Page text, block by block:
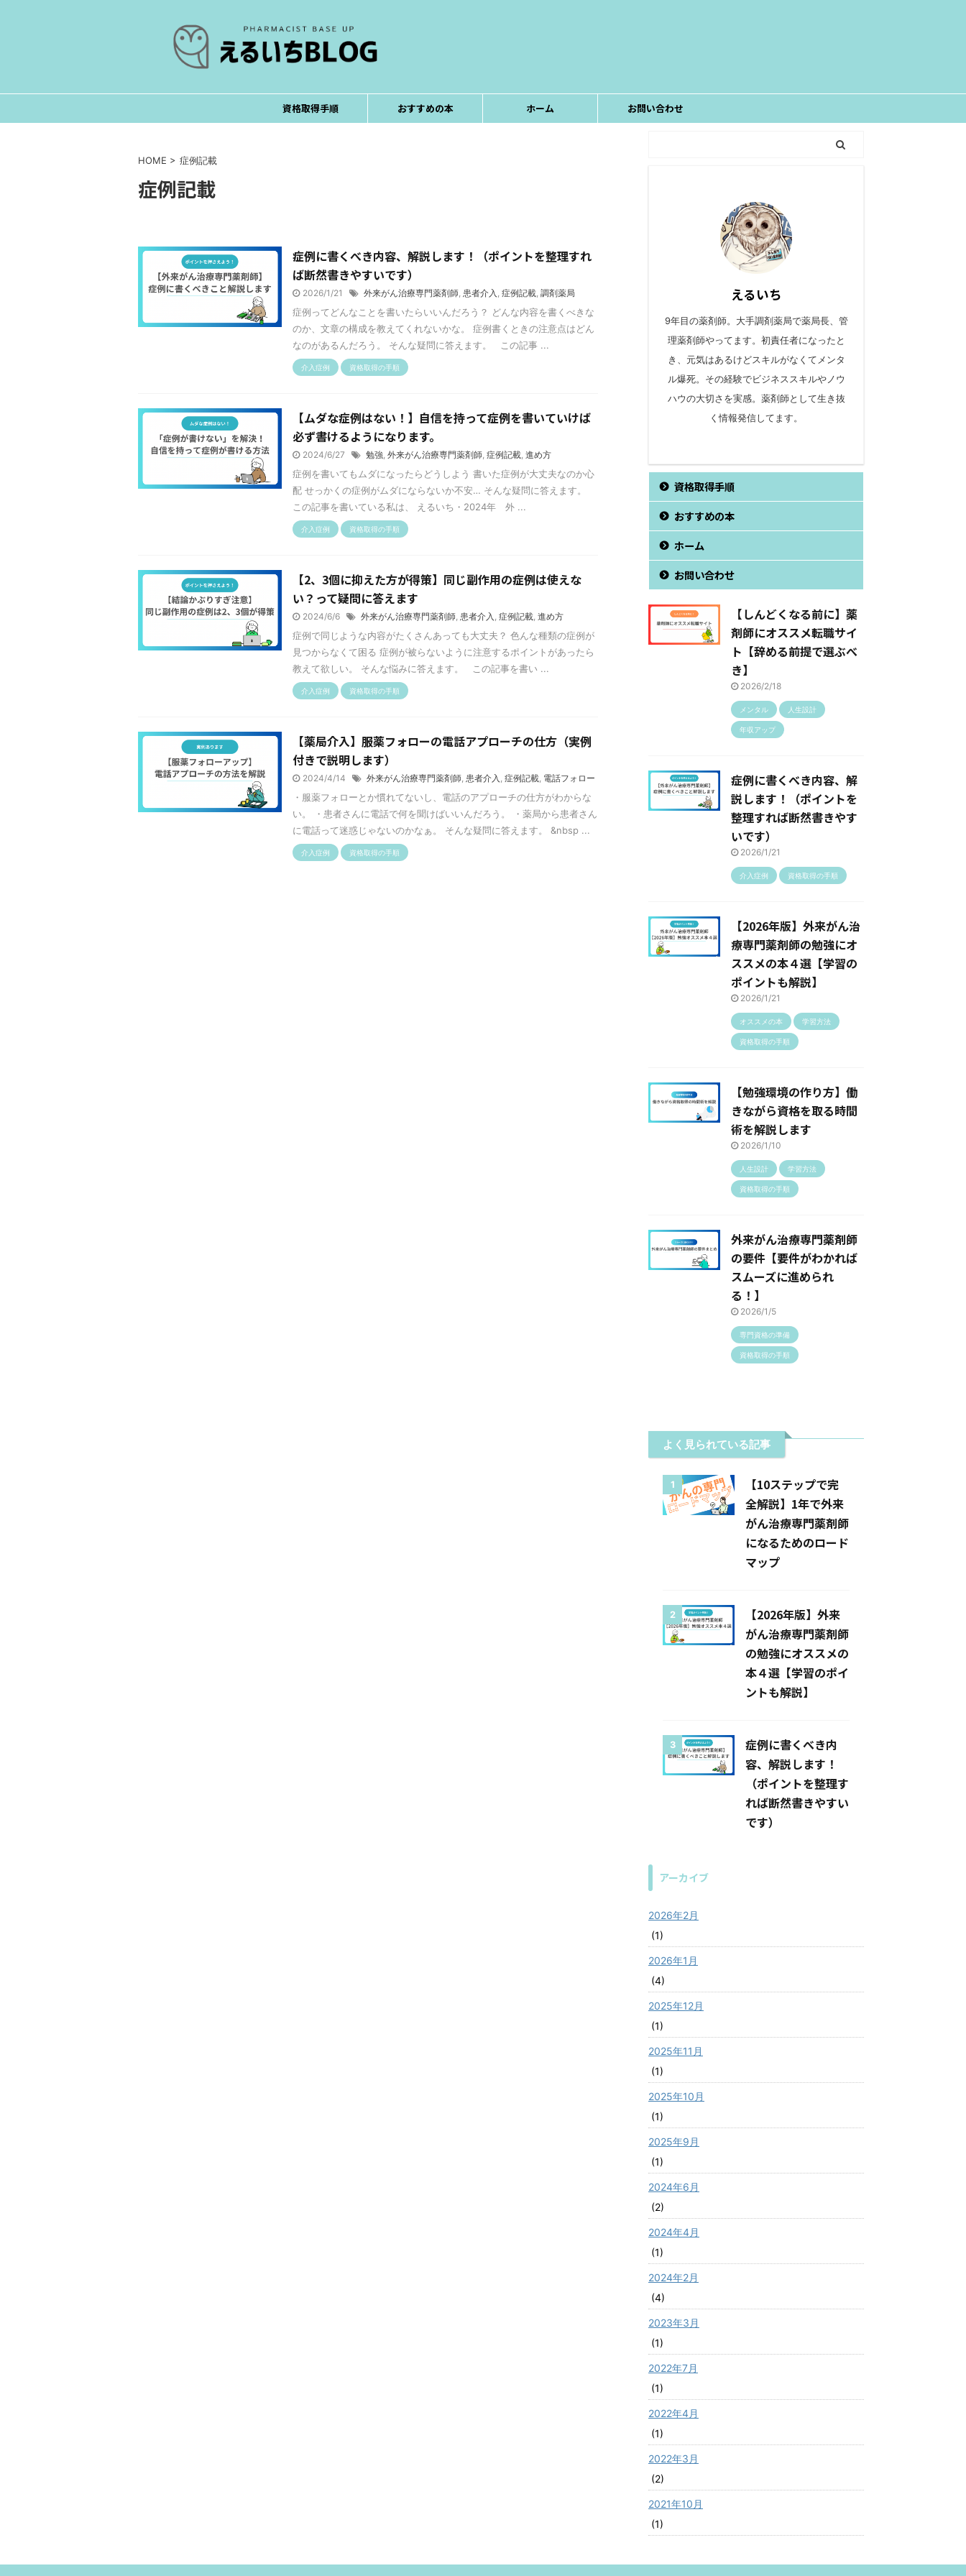
資格取得手順 おすすめの本 ホーム お問い合わせ
HOME > 症例記載
症例記載
症例に書くべき内容、解説します！（ポイントを整理すれ
ば断然書きやすいです）
2026/1/21 外来がん治療専門薬剤師 患者介入 症例記載 調剤薬局
症例ってどんなことを書いたらいいんだろう？ どんな内容を書くべきな
のか、文章の構成を教えてくれないかな。 症例書くときの注意点はどん
なのがあるんだろう。 そんな疑問に答えます。 この記事 ...
介入症例 資格取得の手順
【ムダな症例はない！】自信を持って症例を書いていけば
必ず書けるようになります。
2024/6/27 勉強 外来がん治療専門薬剤師 症例記載 進め方
症例を書いてもムダになったらどうしよう 書いた症例が大丈夫なのか心
配 せっかくの症例がムダにならないか不安… そんな疑問に答えます。
この記事を書いている私は、 えるいち・2024年 外 ...
介入症例 資格取得の手順
【2、3個に抑えた方が得策】同じ副作用の症例は使えな
い？って疑問に答えます
2024/6/6 外来がん治療専門薬剤師 患者介入 症例記載 進め方
症例で同じような内容がたくさんあっても大丈夫？ 色んな種類の症例が
見つからなくて困る 症例が被らないように注意するポイントがあったら
教えて欲しい。 そんな悩みに答えます。 この記事を書い ...
介入症例 資格取得の手順
【薬局介入】服薬フォローの電話アプローチの仕方（実例
付きで説明します）
2024/4/14 外来がん治療専門薬剤師 患者介入 症例記載 電話フォロー
・服薬フォローとか慣れてないし、電話のアプローチの仕方がわからな
い。 ・患者さんに電話で何を聞けばいいんだろう。 ・薬局から患者さん
に電話って迷惑じゃないのかなぁ。 そんな疑問に答えます。 &nbsp ...
介入症例 資格取得の手順
えるいち
9年目の薬剤師。大手調剤薬局で薬局長、管
理薬剤師やってます。初責任者になったと
き、元気はあるけどスキルがなくてメンタ
ル爆死。その経験でビジネススキルやノウ
ハウの大切さを実感。薬剤師として生き抜
く情報発信してます。
資格取得手順
おすすめの本
ホーム
お問い合わせ
【しんどくなる前に】薬
剤師にオススメ転職サイ
ト【辞める前提で選ぶべ
き】
2026/2/18
メンタル 人生設計
年収アップ
症例に書くべき内容、解
説します！（ポイントを
整理すれば断然書きやす
いです）
2026/1/21
介入症例 資格取得の手順
【2026年版】外来がん治
療専門薬剤師の勉強にオ
ススメの本４選【学習の
ポイントも解説】
2026/1/21
オススメの本 学習方法
資格取得の手順
【勉強環境の作り方】働
きながら資格を取る時間
術を解説します
2026/1/10
人生設計 学習方法
資格取得の手順
外来がん治療専門薬剤師
の要件【要件がわかれば
スムーズに進められ
る！】
2026/1/5
専門資格の準備
資格取得の手順
よく見られている記事
1
【10ステップで完
全解説】1年で外来
がん治療専門薬剤師
になるためのロード
マップ
2
【2026年版】外来
がん治療専門薬剤師
の勉強にオススメの
本４選【学習のポイ
ントも解説】
3
症例に書くべき内
容、解説します！
（ポイントを整理す
れば断然書きやすい
です）
アーカイブ
2026年2月
(1)
2026年1月
(4)
2025年12月
(1)
2025年11月
(1)
2025年10月
(1)
2025年9月
(1)
2024年6月
(2)
2024年4月
(1)
2024年2月
(4)
2023年3月
(1)
2022年7月
(1)
2022年4月
(1)
2022年3月
(2)
2021年10月
(1)